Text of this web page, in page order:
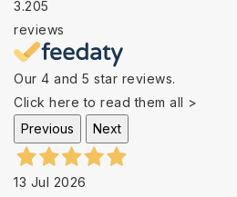
3.205
reviews
Our 4 and 5 star reviews.
Click here to read them all >
Previous
Next
13 Jul 2026